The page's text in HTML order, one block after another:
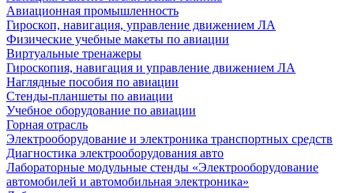
Авиационная промышленность
Гироскоп, навигация, управление движением ЛА
Физические учебные макеты по авиации
Виртуальные тренажеры
Гироскопия, навигация и управление движением ЛА
Наглядные пособия по авиации
Стенды-планшеты по авиации
Учебное оборудование по авиации
Горная отрасль
Электрооборудование и электроника транспортных средств
Диагностика электрооборудования авто
Лабораторные модульные стенды «Электрооборудование
автомобилей и автомобильная электроника»